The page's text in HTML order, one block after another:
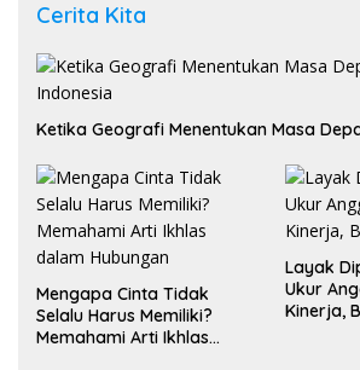
Cerita Kita
Ketika Geografi Menentukan Masa
Mengapa Cinta Tidak
Selalu Harus Memiliki?
Memahami Arti Ikhlas
Layak
Ukur
Kinerja,